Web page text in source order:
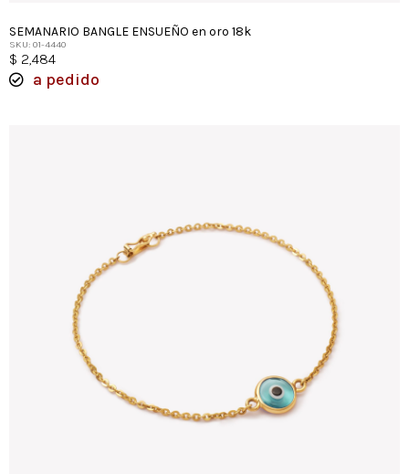
SEMANARIO BANGLE ENSUEÑO en oro 18k
SKU: 01-4440
$ 2,484
a pedido